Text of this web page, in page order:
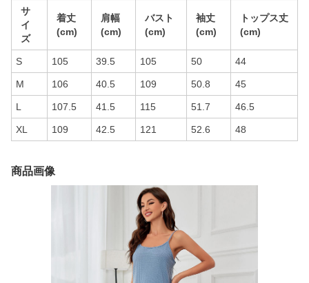
サ
イ
ズ
着丈
(cm)
肩幅
(cm)
バスト
(cm)
袖丈
(cm)
トップス丈
(cm)
S 105 39.5 105 50 44
M 106 40.5 109 50.8 45
L 107.5 41.5 115 51.7 46.5
XL 109 42.5 121 52.6 48
商品画像